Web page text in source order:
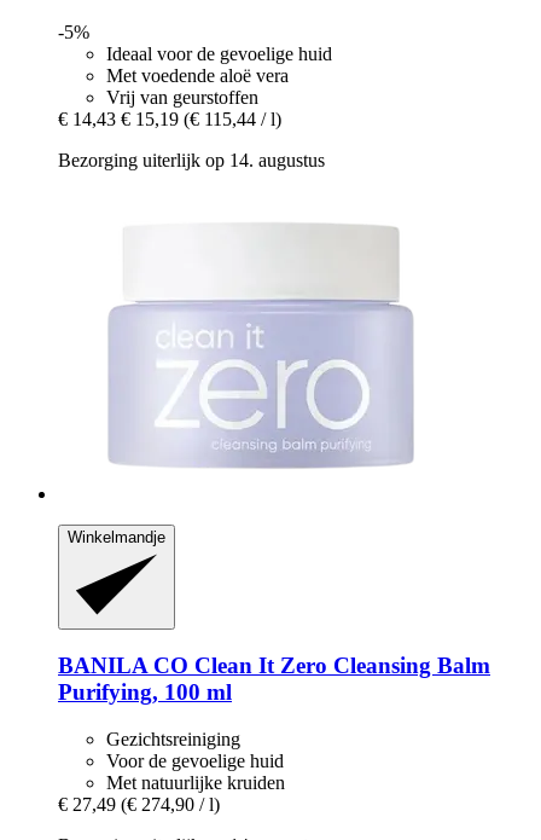
-5%
Ideaal voor de gevoelige huid
Met voedende aloë vera
Vrij van geurstoffen
€ 14,43 € 15,19 (€ 115,44 / l)
Bezorging uiterlijk op 14. augustus
Winkelmandje
BANILA CO Clean It Zero Cleansing Balm
Purifying, 100 ml
Gezichtsreiniging
Voor de gevoelige huid
Met natuurlijke kruiden
€ 27,49 (€ 274,90 / l)